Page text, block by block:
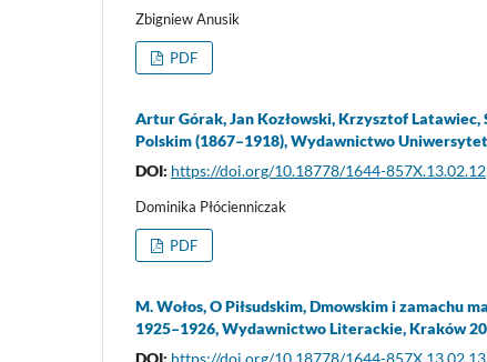
Zbigniew Anusik
PDF
Artur Górak, Jan Kozłowski, Krzysztof
Polskim (1867–1918), Wydawnictwo
DOI: https://doi.org/10.18778/1644-857X.13.02.12
Dominika Płócienniczak
PDF
M. Wołos, O Piłsudskim, Dmowskim i zamachu
1925–1926, Wydawnictwo Literackie, Kraków